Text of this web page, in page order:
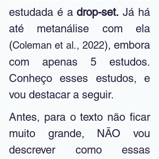
estudada é a drop-set. Já há
até metanálise com ela
(Coleman et al., 2022), embora
com apenas 5 estudos.
Conheço esses estudos, e
vou destacar a seguir.
Antes, para o texto não ficar
muito grande, NÃO vou
descrever como essas